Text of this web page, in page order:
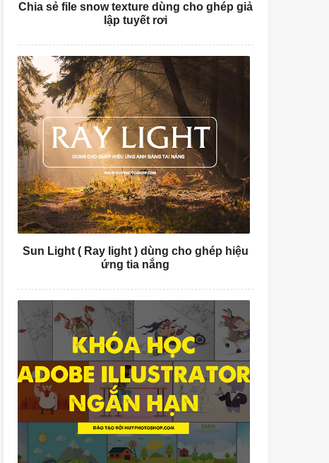
Chia sẻ file snow texture dùng cho ghép giả
lập tuyết rơi
Sun Light ( Ray light ) dùng cho ghép hiệu
ứng tia nắng